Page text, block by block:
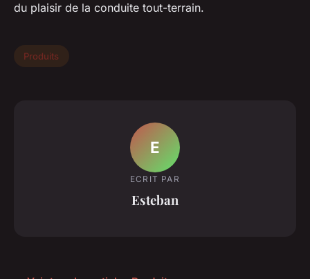
du plaisir de la conduite tout-terrain.
Produits
E
ECRIT PAR
Esteban